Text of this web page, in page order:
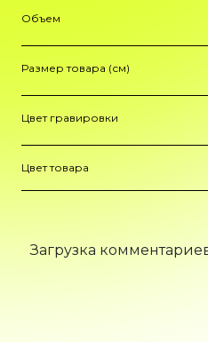
Объем
Размер товара (см)
Цвет гравировки
Цвет товара
Загрузка